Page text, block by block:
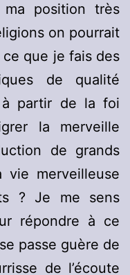
ma position très
on pourrait
que je fais des
de qualité
à partir de la foi
la merveille
de grands
vie merveilleuse
? Je me sens
répondre à ce
passe guère de
de l’écoute